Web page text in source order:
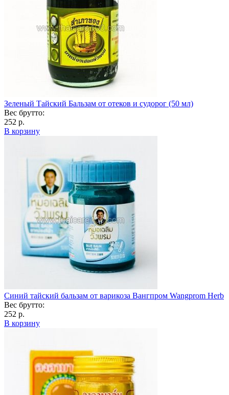
Зеленый Тайский Бальзам от отеков и судорог (50 мл)
Вес брутто:
252 р.
В корзину
Синий тайский бальзам от варикоза Вангпром Wangprom Herb
Вес брутто:
252 р.
В корзину